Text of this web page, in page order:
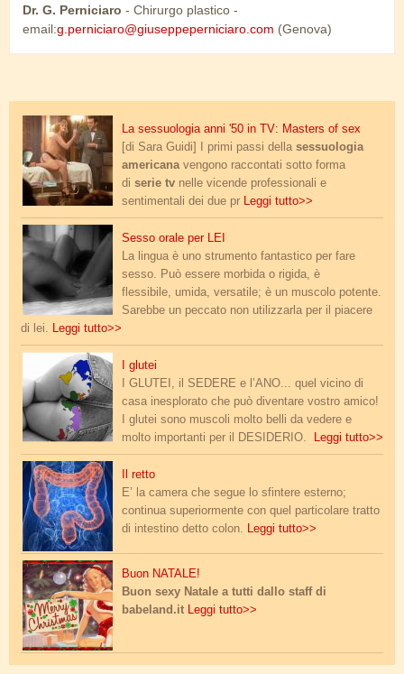
Dr. G. Perniciaro - Chirurgo plastico -
email:g.perniciaro@giuseppeperniciaro.com (Genova)
masters_of_sex2.jpgLa sessuologia anni '50 in TV: Masters of sex
[di Sara Guidi] I primi passi della sessuologia
americanavengono raccontati sotto forma
di serie tv nelle vicende professionali e
sentimentali dei due pr Leggi tutto>>
cunnilingus.jpg
Sesso orale per LEI
La lingua è uno strumento fantastico per fare
sesso. Può essere morbida o rigida, è
flessibile, umida, versatile; è un muscolo potente.
Sarebbe un peccato non utilizzarla per il piacere
di lei. Leggi tutto>>
glutei.png
I glutei
I GLUTEI, il SEDERE e l’ANO... quel vicino di
casa inesplorato che può diventare vostro amico!
I glutei sono muscoli molto belli da vedere e
molto importanti per il DESIDERIO.
Leggi tutto>>
intestino.jpg
Il retto
E’ la camera che segue lo sfintere esterno;
continua superiormente con quel particolare tratto
di intestino detto colon. Leggi tutto>>
merry_xmas.pngBuon NATALE!
Buon sexy Natale a tutti dallo staff di
babeland.it Leggi tutto>>